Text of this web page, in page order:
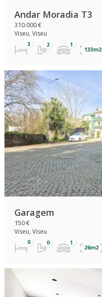
Andar Moradia T3
310.000 €
Viseu, Viseu
133m2
Garagem
150 €
Viseu, Viseu
26m2